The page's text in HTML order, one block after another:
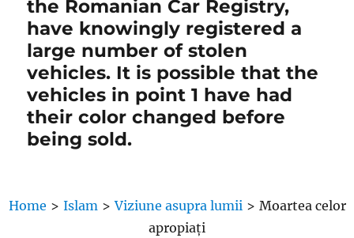
the Romanian Car Registry,
have knowingly registered a
large number of stolen
vehicles. It is possible that the
vehicles in point 1 have had
their color changed before
being sold.
Home > Islam > Viziune asupra lumii > Moartea celor
apropiați